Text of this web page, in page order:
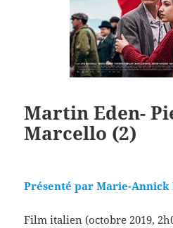
Martin Eden-
Marcello (2)
Présenté par Marie-Annick
Film italien (octobre 2019,